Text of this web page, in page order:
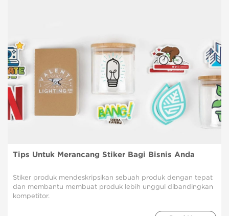
Tips Untuk Merancang Stiker Bagi Bisnis Anda
Stiker produk mendeskripsikan sebuah produk dengan tepat
dan membantu membuat produk lebih unggul dibandingkan
kompetitor.